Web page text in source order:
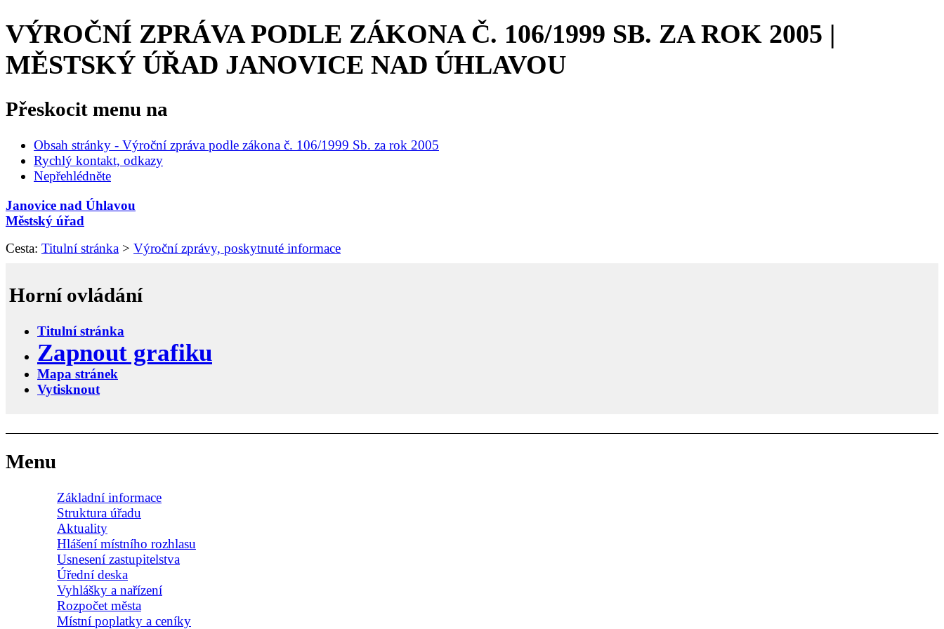
VÝROČNÍ ZPRÁVA PODLE ZÁKONA Č. 106/1999 SB. ZA ROK 2005 |
MĚSTSKÝ ÚŘAD JANOVICE NAD ÚHLAVOU
Přeskocit menu na
Obsah stránky - Výroční zpráva podle zákona č. 106/1999 Sb. za rok 2005
Rychlý kontakt, odkazy
Nepřehlédněte
Janovice nad Úhlavou
Městský úřad
Cesta: Titulní stránka > Výroční zprávy, poskytnuté informace
Horní ovládání
Titulní stránka
Zapnout grafiku
Mapa stránek
Vytisknout
Menu
Základní informace
Struktura úřadu
Aktuality
Hlášení místního rozhlasu
Usnesení zastupitelstva
Úřední deska
Vyhlášky a nařízení
Rozpočet města
Místní poplatky a ceníky